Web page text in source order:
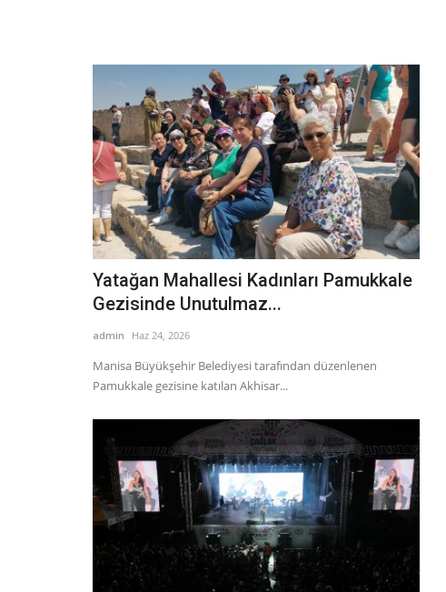
Yatağan Mahallesi Kadınları Pamukkale
Gezisinde Unutulmaz...
admin Haz 24, 2026
Manisa Büyükşehir Belediyesi tarafından düzenlenen
Pamukkale gezisine katılan Akhisar...